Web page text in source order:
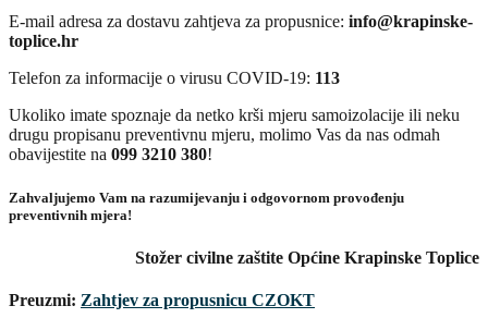
E-mail adresa za dostavu zahtjeva za propusnice: info@krapinske-
toplice.hr
Telefon za informacije o virusu COVID-19: 113
Ukoliko imate spoznaje da netko krši mjeru samoizolacije ili neku
drugu propisanu preventivnu mjeru, molimo Vas da nas odmah
obavijestite na 099 3210 380!
Zahvaljujemo Vam na razumijevanju i odgovornom provođenju
preventivnih mjera!
Stožer civilne zaštite Općine Krapinske Toplice
Preuzmi: Zahtjev za propusnicu CZOKT